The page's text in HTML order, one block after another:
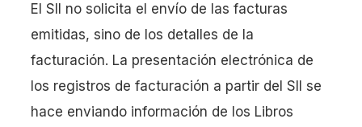
El SII no solicita el envío de las facturas
emitidas, sino de los detalles de la
facturación. La presentación electrónica de
los registros de facturación a partir del SII se
hace enviando información de los Libros